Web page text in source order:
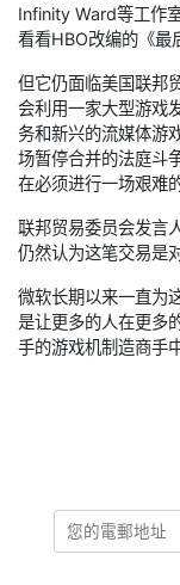
Infinity Ward等工作
看看HBO改编的《最
但它仍面临美国联邦
会利用一家大型游戏
务和新兴的流媒体游
场暂停合并的法庭斗
在必须进行一场艰难
联邦贸易委员会发言
仍然认为这笔交易是
微软长期以来一直为
是让更多的人在更多
手的游戏机制造商手